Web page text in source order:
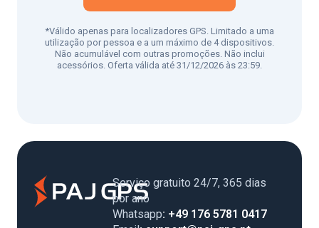
*Válido apenas para localizadores GPS. Limitado a uma
utilização por pessoa e a um máximo de 4 dispositivos.
Não acumulável com outras promoções. Não inclui
acessórios. Oferta válida até 31/12/2026 às 23:59.
Serviço gratuito 24/7, 365 dias
por ano
Whatsapp: +49 176 5781 0417